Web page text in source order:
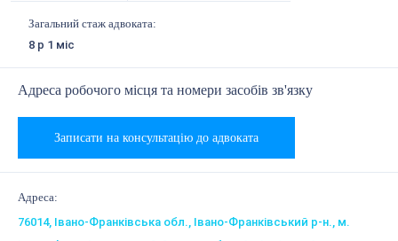
Загальний стаж адвоката:
8 р 1 міс
Адреса робочого місця та номери засобів зв'язку
Записати на консультацію до адвоката
Адреса:
76014, Івано-Франківська обл., Івано-Франківський р-н., м.